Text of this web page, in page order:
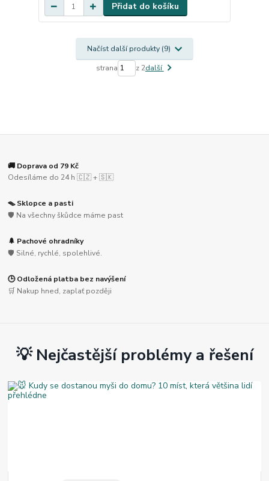
Přidat do košíku
Načíst další produkty (9)
strana z 2další
🚚 Doprava od 79 Kč
Odesíláme do 24 h 🇨🇿 + 🇸🇰
🪤 Sklopce a pasti
🛡️ Na všechny škůdce máme past
🌲 Pachové ohradníky
🛡️ Silné, rychlé, spolehlivé.
🕒 Odložená platba bez navýšení
🛒 Nakup hned, zaplať později
💡 Nejčastější problémy a řešení